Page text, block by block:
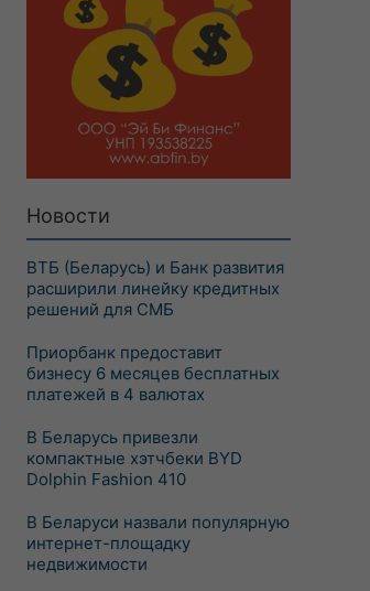
Новости
ВТБ (Беларусь) и Банк развития
расширили линейку кредитных
решений для СМБ
Приорбанк предоставит
бизнесу 6 месяцев бесплатных
платежей в 4 валютах
В Беларусь привезли
компактные хэтчбеки BYD
Dolphin Fashion 410
В Беларуси назвали популярную
интернет-площадку
недвижимости